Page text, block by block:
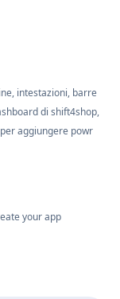
intestazioni, barre
di shift4shop,
aggiungere powr
your app